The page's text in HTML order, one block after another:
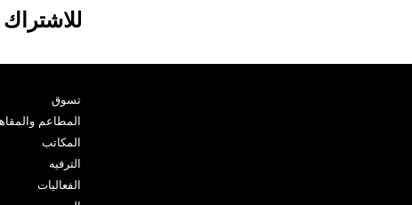
تسوق
المطاعم
المكاتب
الترفيه
الفعاليات